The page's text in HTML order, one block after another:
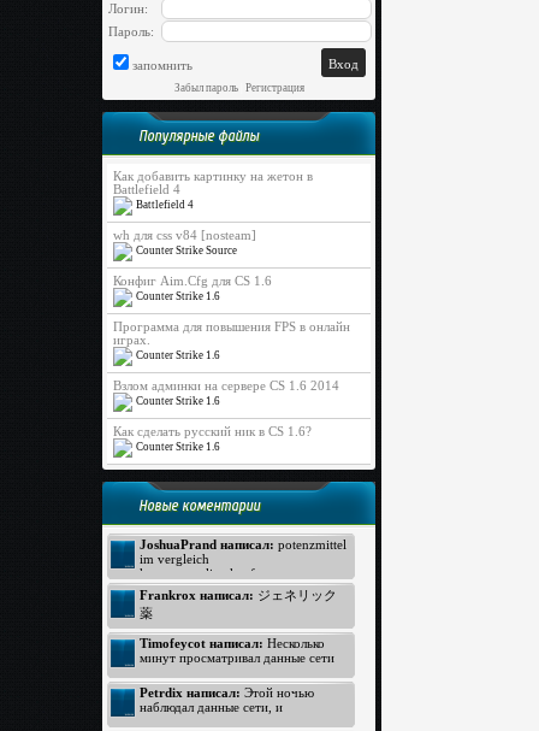
Логин:
Пароль:
запомнить
Забыл пароль| Регистрация
Популярные файлы
Как добавить картинку на жетон в
Battlefield 4
Battlefield 4
wh для css v84 [nosteam]
Counter Strike Source
Конфиг Aim.Cfg для CS 1.6
Counter Strike 1.6
Программа для повышения FPS в онлайн
играх.
Counter Strike 1.6
Взлом админки на сервере CS 1.6 2014
Counter Strike 1.6
Как сделать русский ник в CS 1.6?
Counter Strike 1.6
Новые коментарии
JoshuaPrand написал: potenzmittel
im vergleich
kamagra online kaufen
Viagra Generica ohne Rezept
https://www.rezeptfrei-viagra.com -
pde hemmer
generika apotheke
Kamagra ohne Rezept
Frankrox написал: ジェネリック
薬
ジェネリック バイアグラ
バイアグラ 価格
http://www.kokun.net/offers/orlistat -
オルリスタット
ジェネリック
ジェネリック
Timofeycot написал: Несколько
минут просматривал данные сети
удивлению открыл прелестный
вебсайт. Посмотрите: http://lmp-
174.biz - лмп174 . Для меня
Petrdix написал: Этой ночью
наблюдал данные сети, и